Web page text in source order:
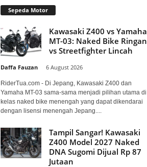
Sepeda Motor
Kawasaki Z400 vs Yamaha
MT-03: Naked Bike Ringan
vs Streetfighter Lincah
Daffa Fauzan 6 August 2026
RiderTua.com - Di Jepang, Kawasaki Z400 dan
Yamaha MT-03 sama-sama menjadi pilihan utama di
kelas naked bike menengah yang dapat dikendarai
dengan lisensi menengah Jepang....
Tampil Sangar! Kawasaki
Z400 Model 2027 Naked
DNA Sugomi Dijual Rp 87
Jutaan